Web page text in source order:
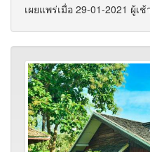
เผยแพร่เมื่อ 29-01-2021 ผู้เ